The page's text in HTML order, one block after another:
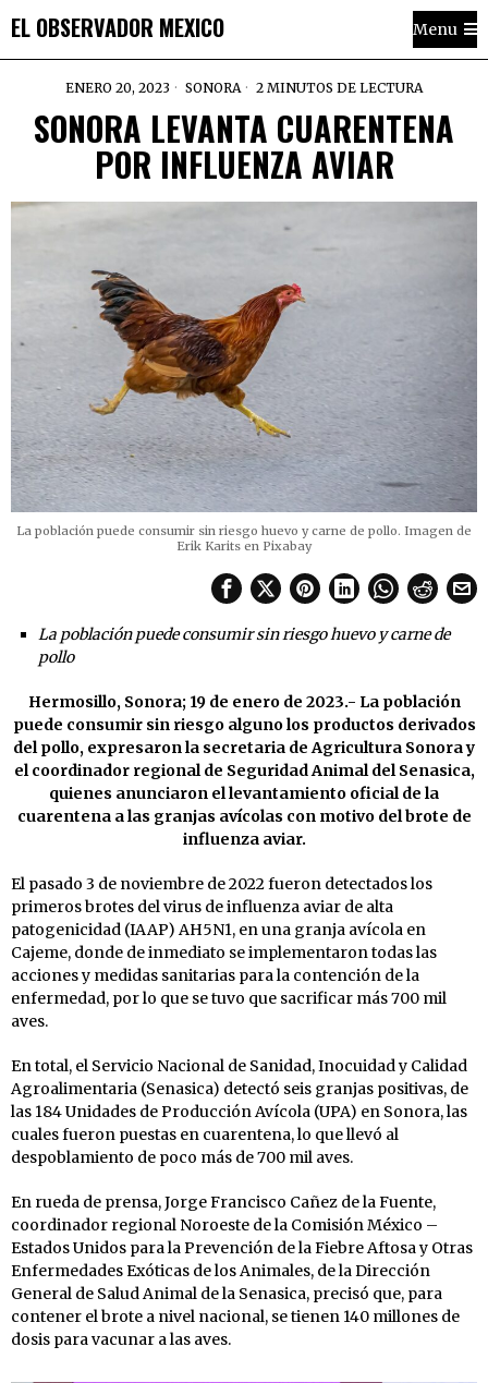
EL OBSERVADOR MEXICO Menu
ENERO 20, 2023 SONORA 2 MINUTOS DE LECTURA
SONORA LEVANTA CUARENTENA
POR INFLUENZA AVIAR
La población puede consumir sin riesgo huevo y carne de pollo. Imagen de
Erik Karits en Pixabay
La población puede consumir sin riesgo huevo y carne de
pollo
Hermosillo, Sonora; 19 de enero de 2023.- La población
puede consumir sin riesgo alguno los productos derivados
del pollo, expresaron la secretaria de Agricultura Sonora y
el coordinador regional de Seguridad Animal del Senasica,
quienes anunciaron el levantamiento oficial de la
cuarentena a las granjas avícolas con motivo del brote de
influenza aviar.
El pasado 3 de noviembre de 2022 fueron detectados los
primeros brotes del virus de influenza aviar de alta
patogenicidad (IAAP) AH5N1, en una granja avícola en
Cajeme, donde de inmediato se implementaron todas las
acciones y medidas sanitarias para la contención de la
enfermedad, por lo que se tuvo que sacrificar más 700 mil
aves.
En total, el Servicio Nacional de Sanidad, Inocuidad y Calidad
Agroalimentaria (Senasica) detectó seis granjas positivas, de
las 184 Unidades de Producción Avícola (UPA) en Sonora, las
cuales fueron puestas en cuarentena, lo que llevó al
despoblamiento de poco más de 700 mil aves.
En rueda de prensa, Jorge Francisco Cañez de la Fuente,
coordinador regional Noroeste de la Comisión México –
Estados Unidos para la Prevención de la Fiebre Aftosa y Otras
Enfermedades Exóticas de los Animales, de la Dirección
General de Salud Animal de la Senasica, precisó que, para
contener el brote a nivel nacional, se tienen 140 millones de
dosis para vacunar a las aves.